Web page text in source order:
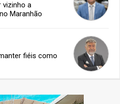
vizinho a
Maranhão
fiéis como